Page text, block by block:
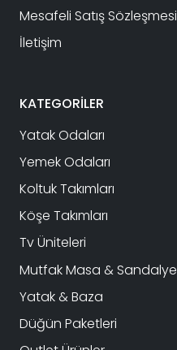
Mesafeli Satış Sözleşmesi
İletişim
KATEGORİLER
Yatak Odaları
Yemek Odaları
Koltuk Takımları
Köşe Takımları
Tv Üniteleri
Mutfak Masa & Sandalye
Yatak & Baza
Düğün Paketleri